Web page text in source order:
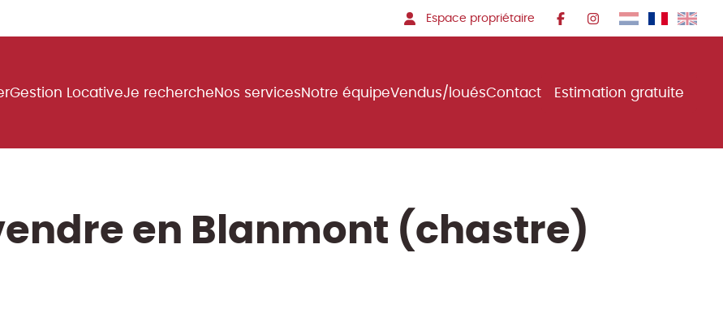
Espace propriétaire
Gestion LocativeJe rechercheNos servicesNotre équipeVendus/louésContact Estimation gratuite
en Blanmont (chastre)